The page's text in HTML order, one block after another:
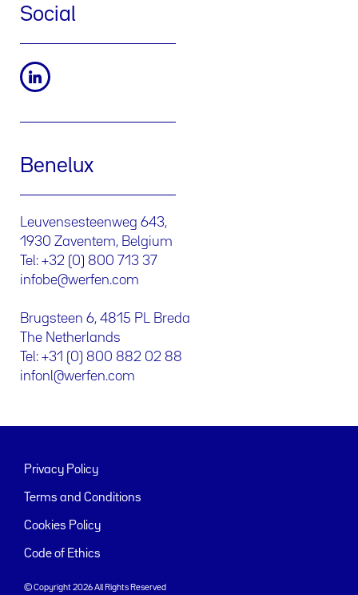
Social
Benelux
Leuvensesteenweg 643,
1930 Zaventem, Belgium
Tel: +32 (0) 800 713 37
infobe@werfen.com
Brugsteen 6, 4815 PL Breda
The Netherlands
Tel: +31 (0) 800 882 02 88
infonl@werfen.com
Privacy Policy
Terms and Conditions
Cookies Policy
Code of Ethics
© Copyright 2026 All Rights Reserved